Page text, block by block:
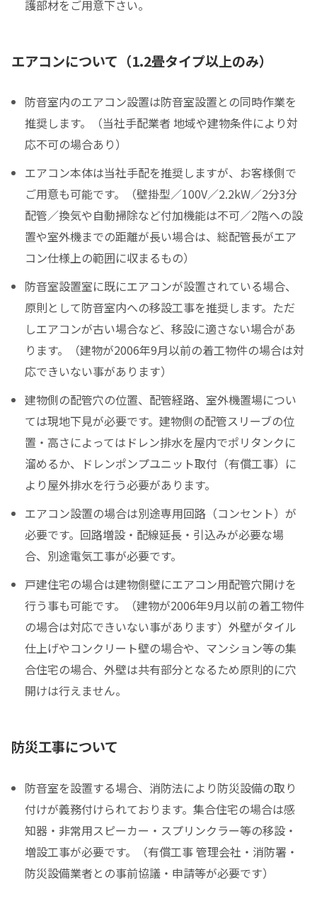
護部材をご用意下さい。
エアコンについて（1.2畳タイプ以上のみ）
防音室内のエアコン設置は防音室設置との同時作業を
推奨します。（当社手配業者 地域や建物条件により対
応不可の場合あり）
エアコン本体は当社手配を推奨しますが、お客様側で
ご用意も可能です。（壁掛型／100V／2.2kW／2分3分
配管／換気や自動掃除など付加機能は不可／2階への設
置や室外機までの距離が長い場合は、総配管長がエア
コン仕様上の範囲に収まるもの）
防音室設置室に既にエアコンが設置されている場合、
原則として防音室内への移設工事を推奨します。ただ
しエアコンが古い場合など、移設に適さない場合があ
ります。（建物が2006年9月以前の着工物件の場合は対
応できいない事があります）
建物側の配管穴の位置、配管経路、室外機置場につい
ては現地下見が必要です。建物側の配管スリーブの位
置・高さによってはドレン排水を屋内でポリタンクに
溜めるか、ドレンポンプユニット取付（有償工事）に
より屋外排水を行う必要があります。
エアコン設置の場合は別途専用回路（コンセント）が
必要です。回路増設・配線延長・引込みが必要な場
合、別途電気工事が必要です。
戸建住宅の場合は建物側壁にエアコン用配管穴開けを
行う事も可能です。（建物が2006年9月以前の着工物件
の場合は対応できいない事があります）外壁がタイル
仕上げやコンクリート壁の場合や、マンション等の集
合住宅の場合、外壁は共有部分となるため原則的に穴
開けは行えません。
防災工事について
防音室を設置する場合、消防法により防災設備の取り
付けが義務付けられております。集合住宅の場合は感
知器・非常用スピーカー・スプリンクラー等の移設・
増設工事が必要です。（有償工事 管理会社・消防署・
防災設備業者との事前協議・申請等が必要です）